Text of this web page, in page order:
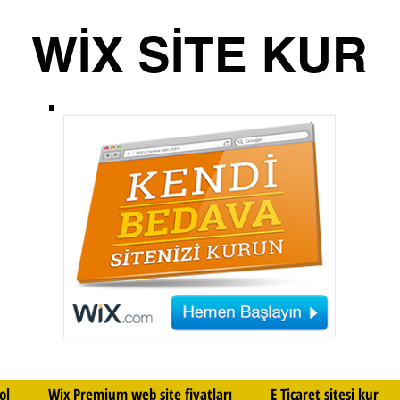
WİX SİTE KUR
Wix Premium web site fiyatları E Ticaret sitesi kur